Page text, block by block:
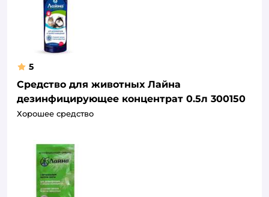
5
Средство для животных Лайна
дезинфицирующее концентрат 0.5л 300150
Хорошее средство